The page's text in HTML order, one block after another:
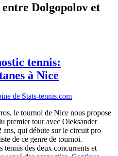
Dolgopolov et
tennis:
à Nice
de Stats-tennis.com
le tournoi de Nice nous propose
premier tour avec Oleksander
qui débute sur le circuit pro
de ce genre de tournoi.
tennis des deux concurrents et